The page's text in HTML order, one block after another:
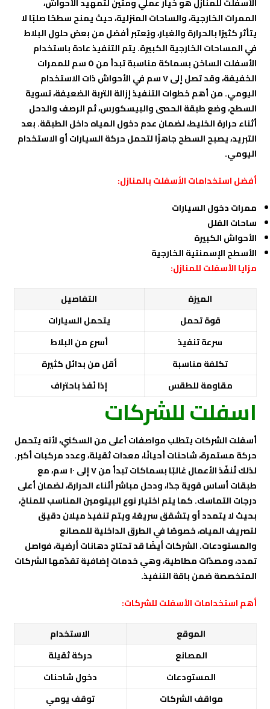
الممرات الخارجية، والساحات المنزلية، حيث يمنح سطحًا صلبًا لا
يتأثر كثيرًا بالحرارة والغبار، ويُعتبر أفضل من بعض حلول البلاط
في المساحات الخارجية الكبيرة. يتم التنفيذ عادة باستخدام
الأسفلت الساخن بسماكة مناسبة تبدأ من ٥ سم للممرات
الخفيفة، وقد تصل إلى ٧ سم في الأحواش ذات الاستخدام
اليومي. من أهم خطوات التنفيذ إزالة التربة الضعيفة، تسوية
السطح، وضع طبقة الحصى والبيسكورس، ثم الرصف والدحل
أثناء حرارة الخليط، لضمان عدم دخول المياه داخل الطبقة. بعد
التبريد، يصبح السطح جاهزًا لتحمل حركة السيارات أو الاستخدام
اليومي.
أفضل استخدامات الأسفلت بالمنازل:
ممرات دخول السيارات
ساحات الفلل
الأحواش الكبيرة
الأسطح الإسمنتية الخارجية
مزايا الأسفلت للمنازل:
الميزة
التفاصيل
قوة تحمل
يتحمل السيارات
سرعة تنفيذ
أسرع من البلاط
تكلفة مناسبة
أقل من بدائل كثيرة
مقاومة للطقس
إذا نُفذ باحتراف
اسفلت للشركات
أسفلت الشركات يتطلب مواصفات أعلى من السكني، لأنه يتحمل
حركة مستمرة، شاحنات أحيانًا، معدات ثقيلة، وعدد مركبات أكبر.
لذلك تُنفّذ الأعمال غالبًا بسماكات تبدأ من ٧ إلى ١٠ سم، مع
طبقات أساس قوية جدًا، ودحل مباشر أثناء الحرارة، لضمان أعلى
درجات التماسك. كما يتم اختيار نوع البيتومين المناسب للمناخ،
بحيث لا يتمدد أو يتشقق سريعًا، ويتم تنفيذ ميلان دقيق
لتصريف المياه، خصوصًا في الطرق الداخلية للمصانع
والمستودعات. الشركات أيضًا قد تحتاج دهانات أرضية، فواصل
تمدد، ومصدّات مطاطية، وهي خدمات إضافية تقدّمها الشركات
المتخصصة ضمن باقة التنفيذ.
أهم استخدامات الأسفلت للشركات:
الموقع
الاستخدام
المصانع
حركة ثقيلة
المستودعات
دخول شاحنات
مواقف الشركات
توقف يومي